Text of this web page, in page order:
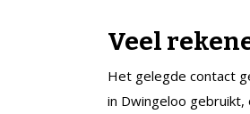
Veel
Het gelegde contact
in Dwingeloo